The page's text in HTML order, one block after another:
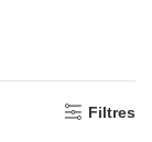
Filtres